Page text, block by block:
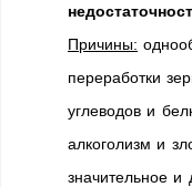
Причины:
переработки
углеводов и
алкоголизм и
значительное и